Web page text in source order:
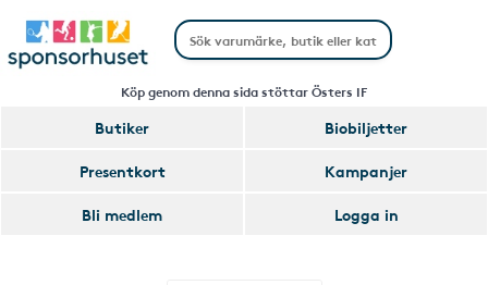
Köp genom denna sida stöttar Östers IF
Butiker
Biobiljetter
Presentkort
Kampanjer
Bli medlem
Logga in